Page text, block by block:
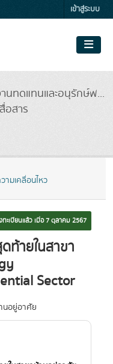
เข้าสู่ระบบ
ทดแทนและอนุรักษ์พ...
อสาร
ามเคลื่อนไหว
ทะเบียนแล้ว เมื่อ 7 ตุลาคม 2567
ท้ายในสาขา
Sector
นอยู่อาศัย